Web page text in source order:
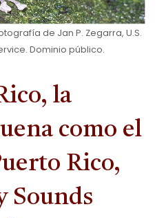
de Jan P. Zegarra, U.S.
Dominio público.
la
como el
Rico,
Sounds